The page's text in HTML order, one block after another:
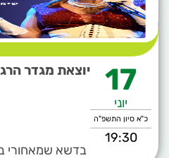
17
יוני
כ"א סיון התשפ"ה
19:30
יוצאת מגדר
בדשא שמאחורי